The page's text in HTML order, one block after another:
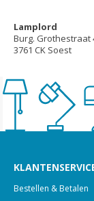
Lamplord
Burg. Grothestraat
3761 CK Soest
Bestellen & Betalen